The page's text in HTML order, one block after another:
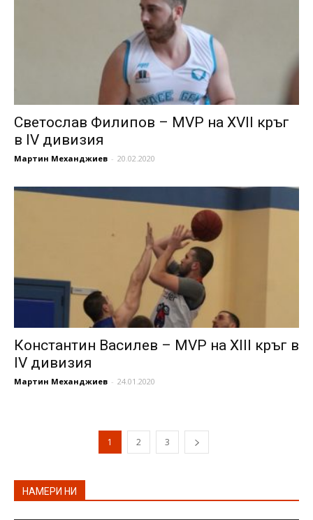
Светослав Филипов – MVP на XVII кръг
в IV дивизия
Мартин Механджиев - 20.02.2020
Константин Василев – MVP на XIII кръг в
IV дивизия
Мартин Механджиев - 24.01.2020
1 2 3
НАМЕРИ НИ